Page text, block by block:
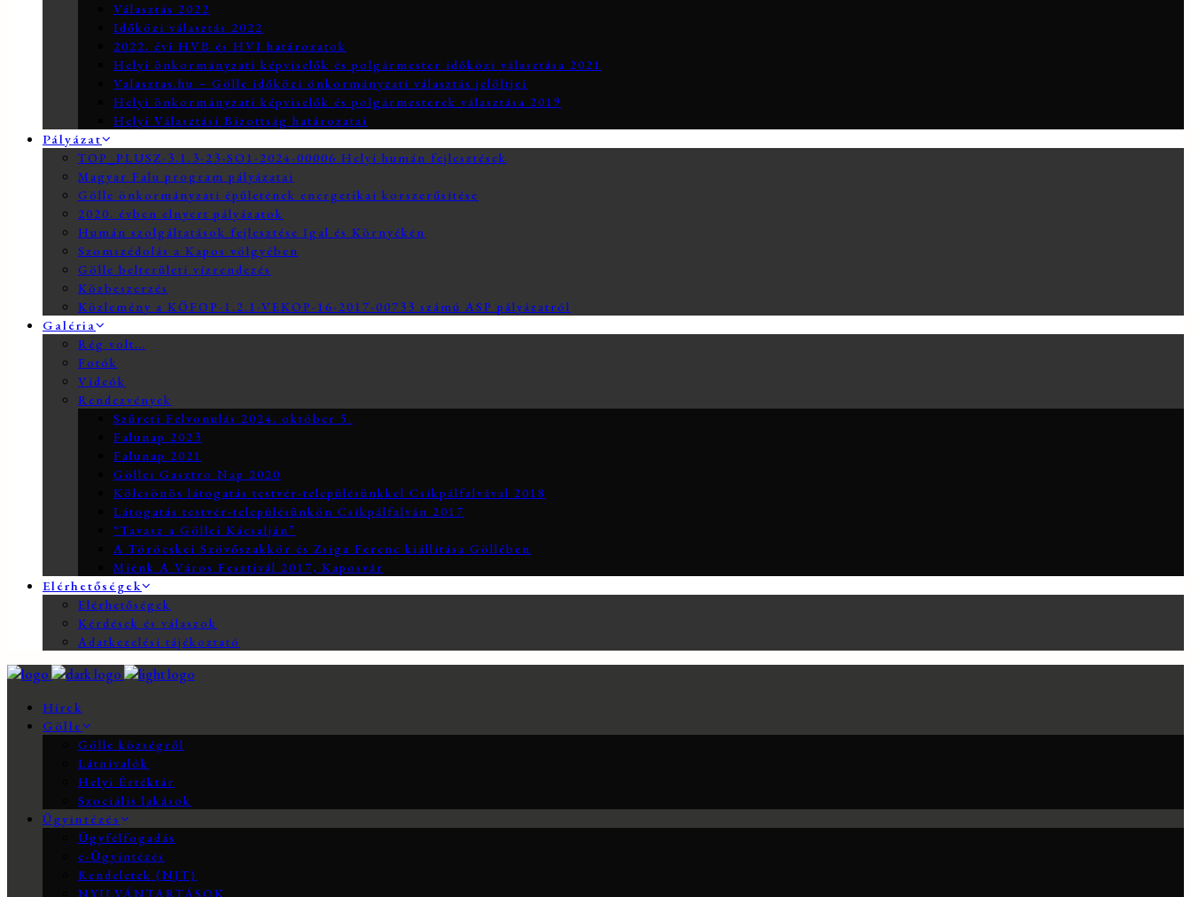
Választás 2022
Időközi választás 2022
2022. évi HVB és HVI határozatok
Helyi önkormányzati képviselők és polgármester időközi választása 2021
Valasztas.hu – Gölle időközi önkormányzati választás jelöltjei
Helyi önkormányzati képviselők és polgármesterek választása 2019
Helyi Választási Bizottság határozatai
Pályázat
TOP_PLUSZ-3.1.3-23-SO1-2024-00006 Helyi humán fejlesztések
Magyar Falu program pályázatai
Gölle önkormányzati épületének energetikai korszerűsítése
2020. évben elnyert pályázatok
Humán szolgáltatások fejlesztése Igal és Környékén
Szomszédolás a Kapos völgyében
Gölle belterületi vízrendezés
Közbeszerzés
Közlemény a KÖFOP-1.2.1-VEKOP-16-2017-00733 számú ASP pályázatról
Galéria
Rég volt…
Fotók
Videók
Rendezvények
Szüreti Felvonulás 2024. október 5.
Falunap 2023
Falunap 2021
Göllei Gasztro Nap 2020
Kölcsönös látogatás testvér-településünkkel Csíkpálfalvával 2018
Látogatás testvér-településünkön Csíkpálfalván 2017
“Tavasz a Göllei Kácsalján”
A Töröcskei Szövőszakkör és Zsiga Ferenc kiállítása Göllében
Miénk A Város Fesztivál 2017, Kaposvár
Elérhetőségek
Elérhetőségek
Kérdések és válaszok
Adatkezelési tájékoztató
Hírek
Gölle
Gölle községről
Látnivalók
Helyi Értéktár
Szociális lakások
Ügyintézés
Ügyfélfogadás
e-Ügyintézés
Rendeletek (NJT)
NYILVÁNTARTÁSOK